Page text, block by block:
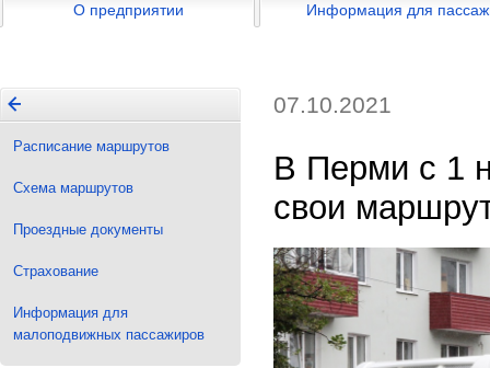
О предприятии Информация для
Расписание маршрутов
Схема маршрутов
Проездные документы
Страхование
Информация для
малоподвижных пассажиров
07.10.2021
В Перми с 1
свои